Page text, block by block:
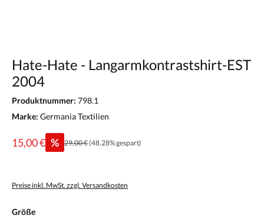
Hate-Hate - Langarmkontrastshirt-EST
2004
Produktnummer: 798.1
Marke: Germania Textilien
15,00 € % 29,00 €(48.28% gespart)
Preise inkl. MwSt. zzgl. Versandkosten
Größeauswählen